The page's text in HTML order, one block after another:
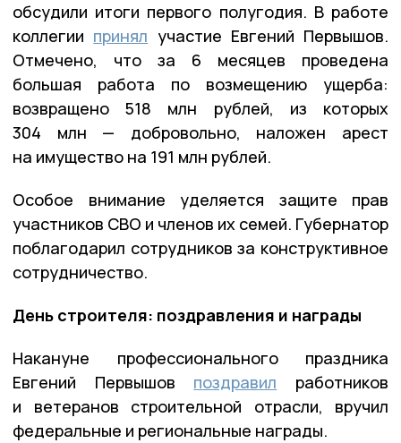
обсудили итоги первого полугодия. В работе
коллегии принял участие Евгений Первышов.
Отмечено, что за 6 месяцев проведена
большая работа по возмещению ущерба:
возвращено 518 млн рублей, из которых
304 млн — добровольно, наложен арест
на имущество на 191 млн рублей.
Особое внимание уделяется защите прав
участников СВО и членов их семей. Губернатор
поблагодарил сотрудников за конструктивное
сотрудничество.
День строителя: поздравления и награды
Накануне профессионального праздника
Евгений Первышов поздравил работников
и ветеранов строительной отрасли, вручил
федеральные и региональные награды.